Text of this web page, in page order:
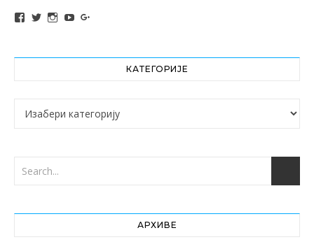
View altochef’s profile on Facebook
View jovancica73’s profile on Twitter
View jovancica73’s profile on Instagram
View jovancica73’s profile on YouTube
КАТЕГОРИЈЕ
Категорије
АРХИВЕ